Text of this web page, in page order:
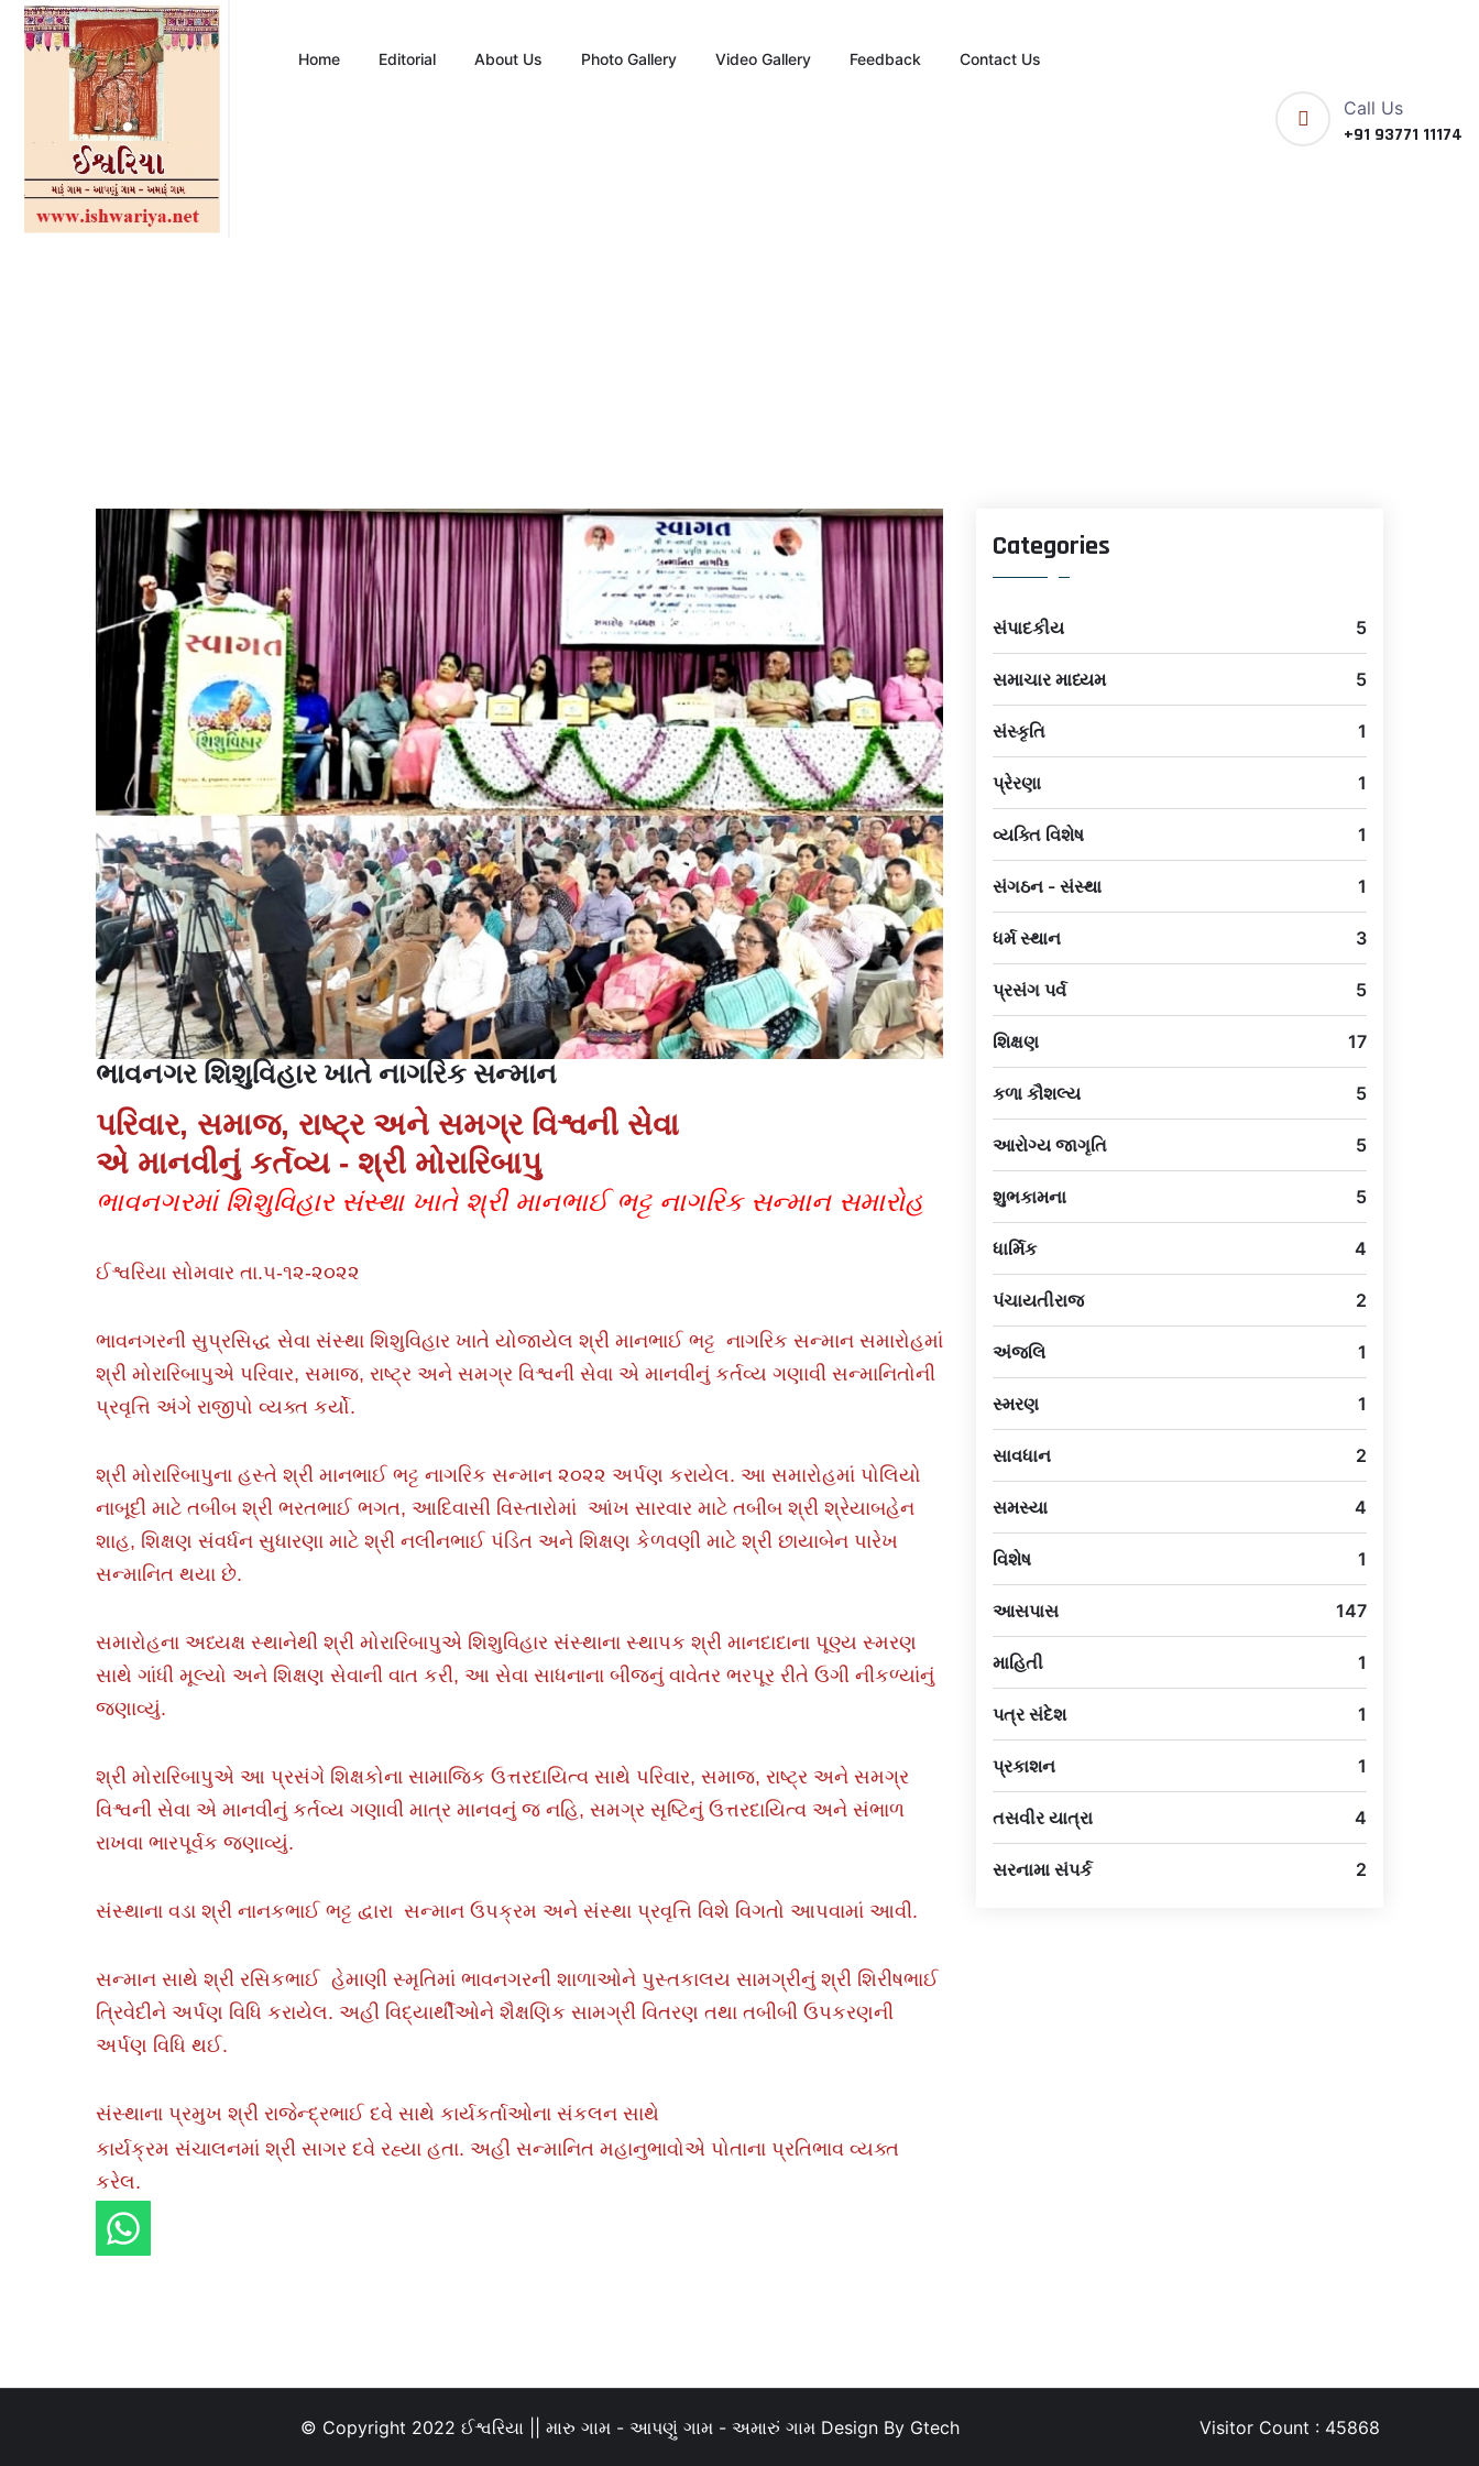
Home Editorial About Us Photo Gallery Video Gallery Feedback Contact Us
Call Us
+91 93771 11174
ભાવનગર શિશુવિહાર ખાતે નાગરિક સન્માન
પરિવાર, સમાજ, રાષ્ટ્ર અને સમગ્ર વિશ્વની સેવા
એ માનવીનું કર્તવ્ય - શ્રી મોરારિબાપુ
ભાવનગરમાં શિશુવિહાર સંસ્થા ખાતે શ્રી માનભાઈ ભટ્ટ નાગરિક સન્માન સમારોહ
ઈશ્વરિયા સોમવાર તા.૫-૧૨-૨૦૨૨
ભાવનગરની સુપ્રસિદ્ધ સેવા સંસ્થા શિશુવિહાર ખાતે યોજાયેલ શ્રી માનભાઈ ભટ્ટ નાગરિક સન્માન સમારોહમાં
શ્રી મોરારિબાપુએ પરિવાર, સમાજ, રાષ્ટ્ર અને સમગ્ર વિશ્વની સેવા એ માનવીનું કર્તવ્ય ગણાવી સન્માનિતોની
પ્રવૃત્તિ અંગે રાજીપો વ્યક્ત કર્યો.
શ્રી મોરારિબાપુના હસ્તે શ્રી માનભાઈ ભટ્ટ નાગરિક સન્માન ૨૦૨૨ અર્પણ કરાયેલ. આ સમારોહમાં પોલિયો
નાબૂદી માટે તબીબ શ્રી ભરતભાઈ ભગત, આદિવાસી વિસ્તારોમાં આંખ સારવાર માટે તબીબ શ્રી શ્રેયાબહેન
શાહ, શિક્ષણ સંવર્ધન સુધારણા માટે શ્રી નલીનભાઈ પંડિત અને શિક્ષણ કેળવણી માટે શ્રી છાયાબેન પારેખ
સન્માનિત થયા છે.
સમારોહના અધ્યક્ષ સ્થાનેથી શ્રી મોરારિબાપુએ શિશુવિહાર સંસ્થાના સ્થાપક શ્રી માનદાદાના પૂણ્ય સ્મરણ
સાથે ગાંધી મૂલ્યો અને શિક્ષણ સેવાની વાત કરી, આ સેવા સાધનાના બીજનું વાવેતર ભરપૂર રીતે ઉગી નીકળ્યાંનું
જણાવ્યું.
શ્રી મોરારિબાપુએ આ પ્રસંગે શિક્ષકોના સામાજિક ઉત્તરદાયિત્વ સાથે પરિવાર, સમાજ, રાષ્ટ્ર અને સમગ્ર
વિશ્વની સેવા એ માનવીનું કર્તવ્ય ગણાવી માત્ર માનવનું જ નહિ, સમગ્ર સૃષ્ટિનું ઉત્તરદાયિત્વ અને સંભાળ
રાખવા ભારપૂર્વક જણાવ્યું.
સંસ્થાના વડા શ્રી નાનકભાઈ ભટ્ટ દ્વારા સન્માન ઉપક્રમ અને સંસ્થા પ્રવૃત્તિ વિશે વિગતો આપવામાં આવી.
સન્માન સાથે શ્રી રસિકભાઈ હેમાણી સ્મૃતિમાં ભાવનગરની શાળાઓને પુસ્તકાલય સામગ્રીનું શ્રી શિરીષભાઈ
ત્રિવેદીને અર્પણ વિધિ કરાયેલ. અહી વિદ્યાર્થીઓને શૈક્ષણિક સામગ્રી વિતરણ તથા તબીબી ઉપકરણની
અર્પણ વિધિ થઈ.
સંસ્થાના પ્રમુખ શ્રી રાજેન્દ્રભાઈ દવે સાથે કાર્યકર્તાઓના સંકલન સાથે
કાર્યક્રમ સંચાલનમાં શ્રી સાગર દવે રહ્યા હતા. અહી સન્માનિત મહાનુભાવોએ પોતાના પ્રતિભાવ વ્યક્ત
કરેલ.
Categories
સંપાદકીય 5
સમાચાર માધ્યમ 5
સંસ્કૃતિ 1
પ્રેરણા 1
વ્યક્તિ વિશેષ 1
સંગઠન - સંસ્થા 1
ધર્મ સ્થાન 3
પ્રસંગ પર્વ 5
શિક્ષણ 17
કળા કૌશલ્ય 5
આરોગ્ય જાગૃતિ 5
શુભકામના 5
ધાર્મિક 4
પંચાયતીરાજ 2
અંજલિ 1
સ્મરણ 1
સાવધાન 2
સમસ્યા 4
વિશેષ 1
આસપાસ 147
માહિતી 1
પત્ર સંદેશ 1
પ્રકાશન 1
તસવીર યાત્રા 4
સરનામા સંપર્ક 2
© Copyright 2022 ઈશ્વરિયા || મારુ ગામ - આપણું ગામ - અમારું ગામ Design By Gtech Visitor Count : 45868